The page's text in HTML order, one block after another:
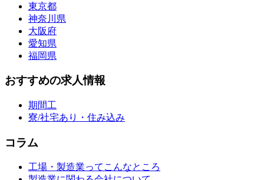
東京都
神奈川県
大阪府
愛知県
福岡県
おすすめの求人情報
期間工
寮/社宅あり・住み込み
コラム
工場・製造業ってこんなところ